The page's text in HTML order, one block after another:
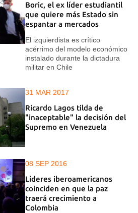
Boric, el ex líder estudiantil
que quiere más Estado sin
espantar a mercados
El izquierdista es crítico
acérrimo del modelo económico
instalado durante la dictadura
militar en Chile
31 MAR 2017
Ricardo Lagos tilda de
"inaceptable" la decisión del
Supremo en Venezuela
08 SEP 2016
Líderes iberoamericanos
coinciden en que la paz
traerá crecimiento a
Colombia